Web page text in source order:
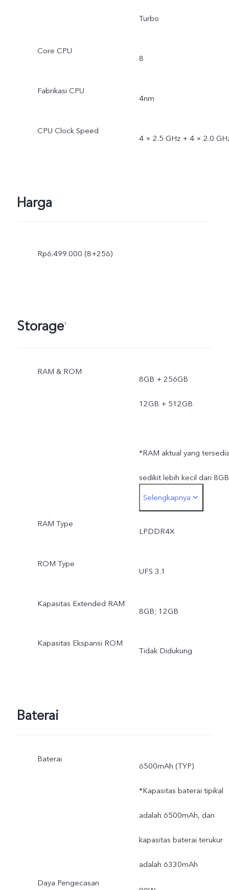
Turbo
Core CPU
8
Fabrikasi CPU
4nm
CPU Clock Speed
4 × 2.5 GHz + 4 × 2.0
Harga
Rp6.499.000 (8+256)
Storage₁
RAM & ROM
8GB + 256GB
12GB + 512GB
*RAM aktual yang
sedikit lebih kecil dari 8GB
dan 12GB karena
penyimpanan sistem
bawaan.
256GB dan 512GB
Selengkapnya
RAM Type
LPDDR4X
ROM Type
UFS 3.1
Kapasitas Extended RAM
8GB; 12GB
Kapasitas Ekspansi ROM
Tidak Didukung
Baterai
Baterai
6500mAh (TYP)
*Kapasitas baterai tipikal
adalah 6500mAh, dan
kapasitas baterai terukur
adalah 6330mAh
Daya Pengecasan